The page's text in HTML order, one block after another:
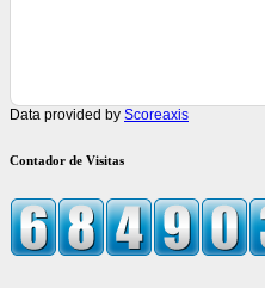
Data provided by Scoreaxis
Contador de Visitas